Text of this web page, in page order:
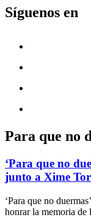
Síguenos en
Para que no
‘Para que no
junto a Xime
‘Para que no
honrar la memoria de